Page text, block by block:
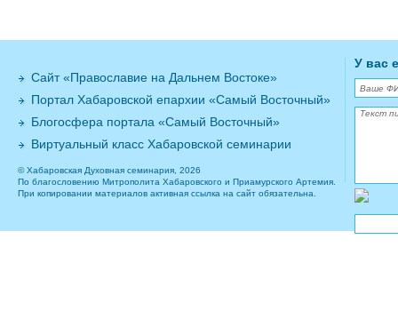
Сайт «Православие на Дальнем Востоке»
Портал Хабаровской епархии «Самый Восточный»
Блогосфера портала «Самый Восточный»
Виртуальный класс Хабаровской семинарии
© Хабаровская Духовная семинария, 2026
По благословению Митрополита Хабаровского и Приамурского Артемия.
При копировании материалов активная ссылка на сайт обязательна.
У вас